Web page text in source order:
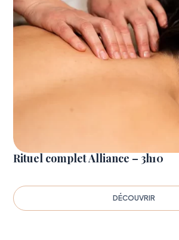
Rituel complet Alliance – 3h10
DÉCOUVRIR